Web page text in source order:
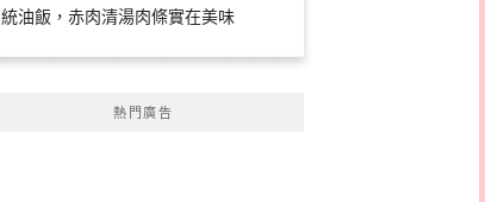
統油飯，赤肉清湯肉條實在美味
熱門廣告